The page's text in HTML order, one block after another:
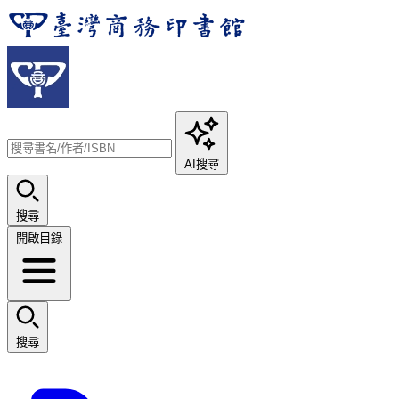
AI搜尋
搜尋
開啟目錄
搜尋